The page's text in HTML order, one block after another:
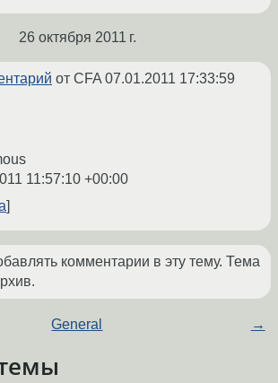
26 октября 2011 г.
от CFA07.01.2011 17:33:59
11:57:10 +00:00
комментарии в эту тему. Тема
General →